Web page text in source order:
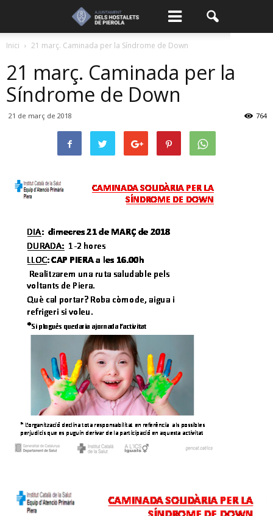
Inici 21 març. Caminada per la Síndrome de Down
21 març. Caminada per la
Síndrome de Down
21 de març de 2018 764